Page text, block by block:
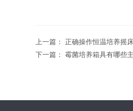
上一篇： 正确操作恒温培养摇
下一篇： 霉菌培养箱具有哪些